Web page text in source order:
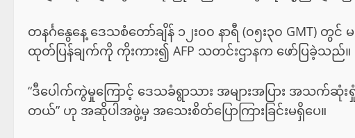
တနင်္ဂနွေနေ့ ဒေသစံတော်ချိန် ၁၂း၀၀ နာရီ (၀၅း၃၀ GMT) တွ
ထုတ်ပြန်ချက်ကို ကိုးကား၍ AFP သတင်းဌာနက ဖော်ပြခဲ့သည်။
“ဒီပေါက်ကွဲမှုကြောင့် ဒေသခံရွာသား အများအပြား အသက်ဆုံး
တယ်” ဟု အဆိုပါအဖွဲ့မှ အသေးစိတ်ပြောကြားခြင်းမရှိပေ။